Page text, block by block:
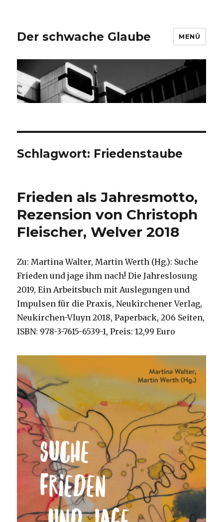
Der schwache Glaube MENÜ
Schlagwort: Friedenstaube
Frieden als Jahresmotto,
Rezension von Christoph
Fleischer, Welver 2018
Zu: Martina Walter, Martin Werth (Hg.): Suche
Frieden und jage ihm nach! Die Jahreslosung
2019, Ein Arbeitsbuch mit Auslegungen und
Impulsen für die Praxis, Neukirchener Verlag,
Neukirchen-Vluyn 2018, Paperback, 206 Seiten,
ISBN: 978-3-7615-6539-1, Preis: 12,99 Euro